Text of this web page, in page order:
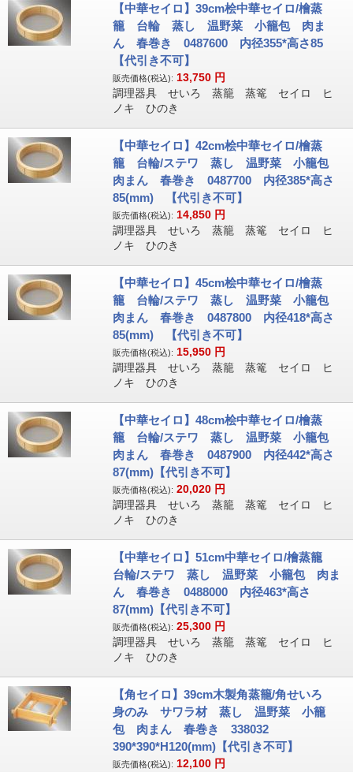
【中華セイロ】39cm桧中華セイロ/檜蒸
籠 台輪 蒸し 温野菜 小籠包 肉ま
ん 春巻き 0487600 内径355*高さ85
【代引き不可】
販売価格(税込): 13,750 円
調理器具 せいろ 蒸籠 蒸篭 セイロ ヒ
ノキ ひのき
【中華セイロ】42cm桧中華セイロ/檜蒸
籠 台輪/ステワ 蒸し 温野菜 小籠包
肉まん 春巻き 0487700 内径385*高さ
85(mm) 【代引き不可】
販売価格(税込): 14,850 円
調理器具 せいろ 蒸籠 蒸篭 セイロ ヒ
ノキ ひのき
【中華セイロ】45cm桧中華セイロ/檜蒸
籠 台輪/ステワ 蒸し 温野菜 小籠包
肉まん 春巻き 0487800 内径418*高さ
85(mm) 【代引き不可】
販売価格(税込): 15,950 円
調理器具 せいろ 蒸籠 蒸篭 セイロ ヒ
ノキ ひのき
【中華セイロ】48cm桧中華セイロ/檜蒸
籠 台輪/ステワ 蒸し 温野菜 小籠包
肉まん 春巻き 0487900 内径442*高さ
87(mm)【代引き不可】
販売価格(税込): 20,020 円
調理器具 せいろ 蒸籠 蒸篭 セイロ ヒ
ノキ ひのき
【中華セイロ】51cm中華セイロ/檜蒸籠
台輪/ステワ 蒸し 温野菜 小籠包 肉ま
ん 春巻き 0488000 内径463*高さ
87(mm)【代引き不可】
販売価格(税込): 25,300 円
調理器具 せいろ 蒸籠 蒸篭 セイロ ヒ
ノキ ひのき
【角セイロ】39cm木製角蒸籠/角せいろ
身のみ サワラ材 蒸し 温野菜 小籠
包 肉まん 春巻き 338032
390*390*H120(mm)【代引き不可】
販売価格(税込): 12,100 円